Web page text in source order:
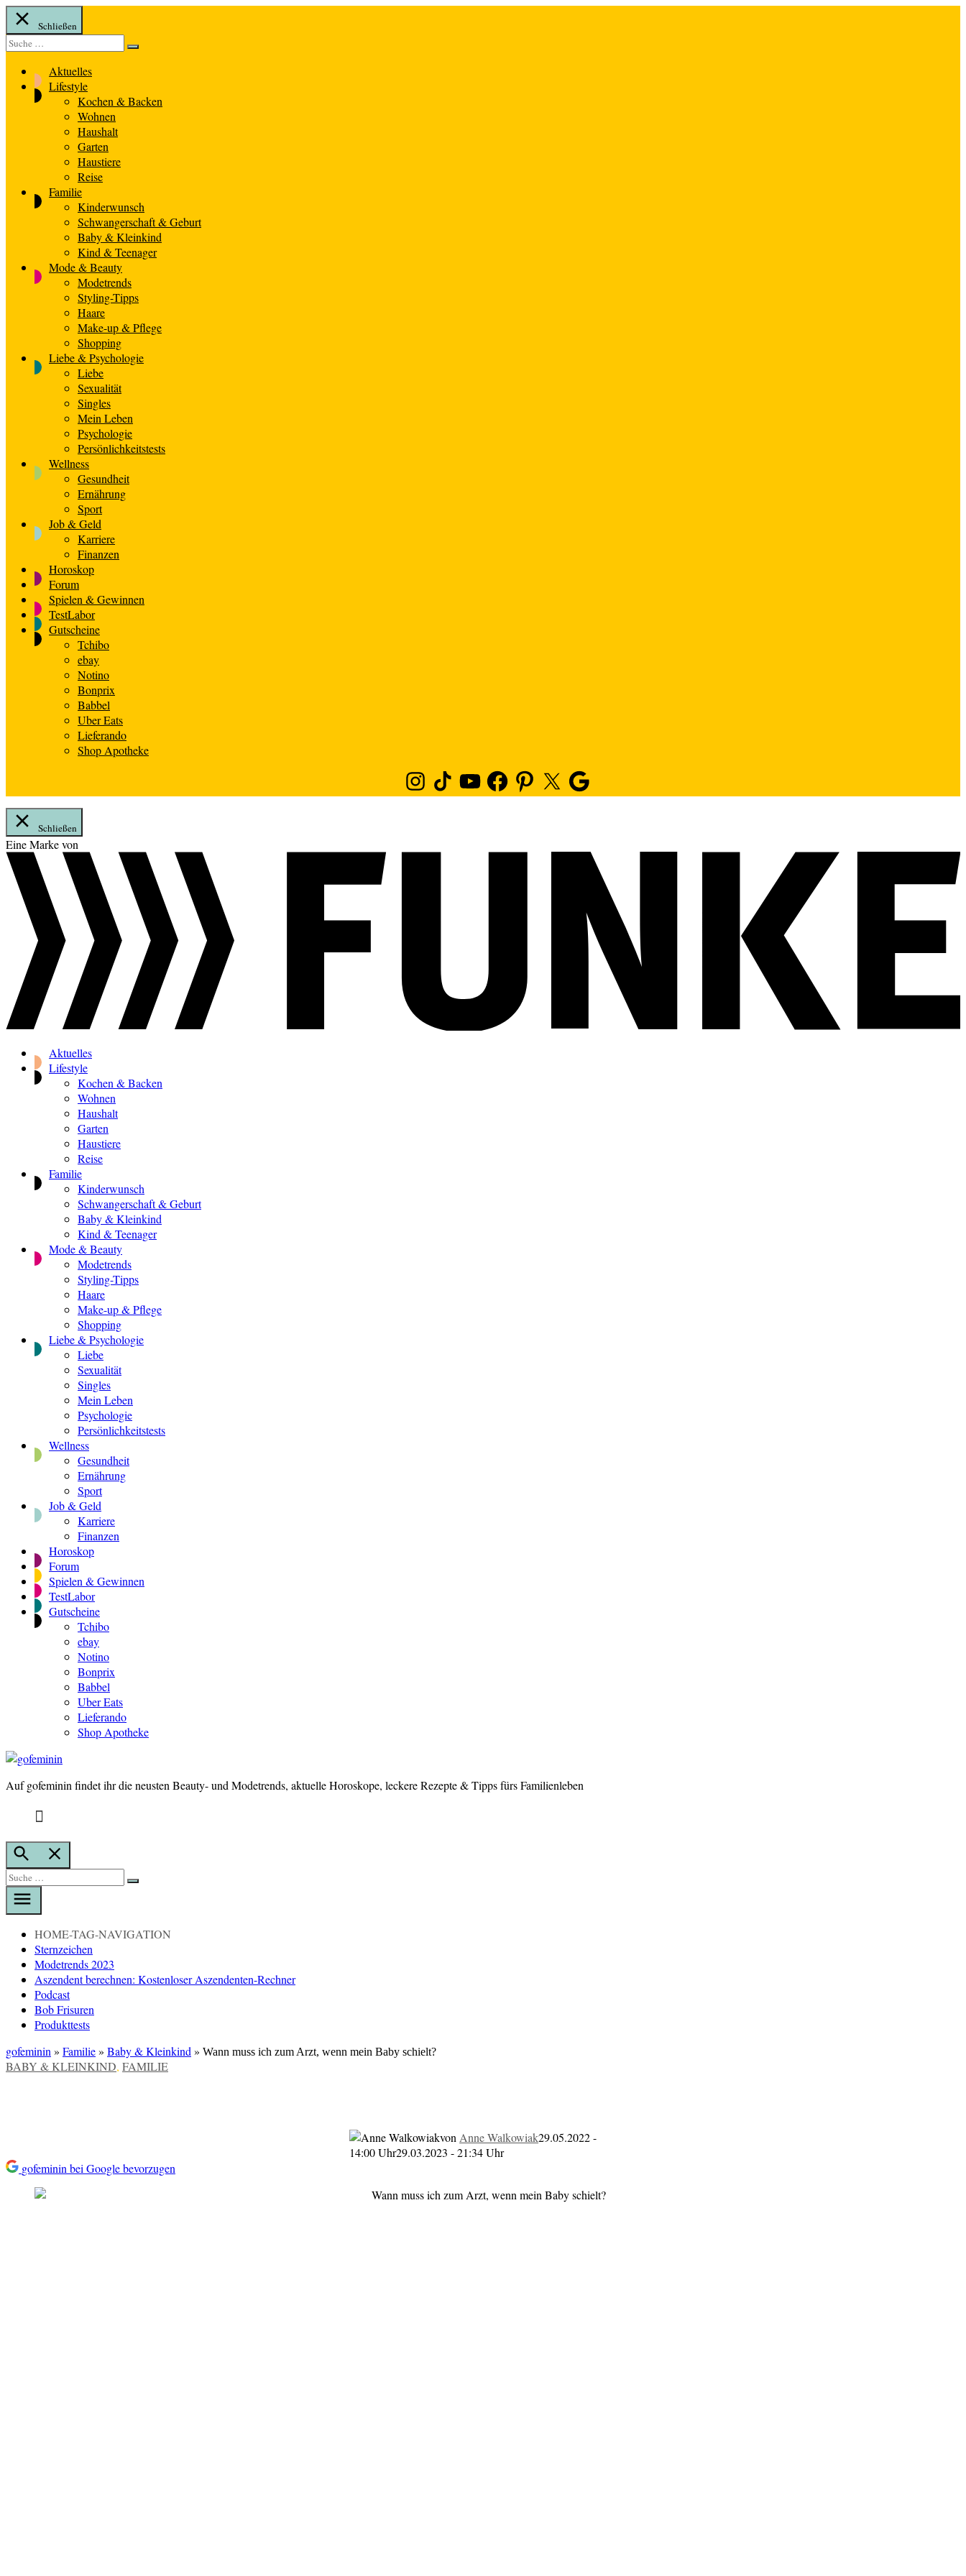
Schließen
Suche
nach:
Suche
Aktuelles
Lifestyle
Kochen & Backen
Wohnen
Haushalt
Garten
Haustiere
Reise
Familie
Kinderwunsch
Schwangerschaft & Geburt
Baby & Kleinkind
Kind & Teenager
Mode & Beauty
Modetrends
Styling-Tipps
Haare
Make-up & Pflege
Shopping
Liebe & Psychologie
Liebe
Sexualität
Singles
Mein Leben
Psychologie
Persönlichkeitstests
Wellness
Gesundheit
Ernährung
Sport
Job & Geld
Karriere
Finanzen
Horoskop
Forum
Spielen & Gewinnen
TestLabor
Gutscheine
Tchibo
ebay
Notino
Bonprix
Babbel
Uber Eats
Lieferando
Shop Apotheke
InstagramTikTokYoutubeFacebookPinterestTwitterGoogle
News
Schließen
Zum
Inhalt
springen
Eine Marke von
Aktuelles
Lifestyle
Kochen & Backen
Wohnen
Haushalt
Garten
Haustiere
Reise
Familie
Kinderwunsch
Schwangerschaft & Geburt
Baby & Kleinkind
Kind & Teenager
Mode & Beauty
Modetrends
Styling-Tipps
Haare
Make-up & Pflege
Shopping
Liebe & Psychologie
Liebe
Sexualität
Singles
Mein Leben
Psychologie
Persönlichkeitstests
Wellness
Gesundheit
Ernährung
Sport
Job & Geld
Karriere
Finanzen
Horoskop
Forum
Spielen & Gewinnen
TestLabor
Gutscheine
Tchibo
ebay
Notino
Bonprix
Babbel
Uber Eats
Lieferando
Shop Apotheke
gofeminin
Auf gofeminin findet ihr die neusten Beauty- und Modetrends, aktuelle Horoskope, leckere Rezepte & Tipps fürs Familienleben
Suche
öffnen
Suche
nach:
Suche
HOME-TAG-NAVIGATION
Sternzeichen
Modetrends 2023
Aszendent berechnen: Kostenloser Aszendenten-Rechner
Podcast
Bob Frisuren
Produkttests
gofeminin » Familie» Baby & Kleinkind » Wann muss ich zum Arzt, wenn mein Baby schielt?
VERÖFFENTLICHT
BABY & KLEINKIND, FAMILIE
von Anne Walkowiak29.05.2022 -
14:00 Uhr29.03.2023 - 21:34 Uhr
gofeminin bei Google bevorzugen